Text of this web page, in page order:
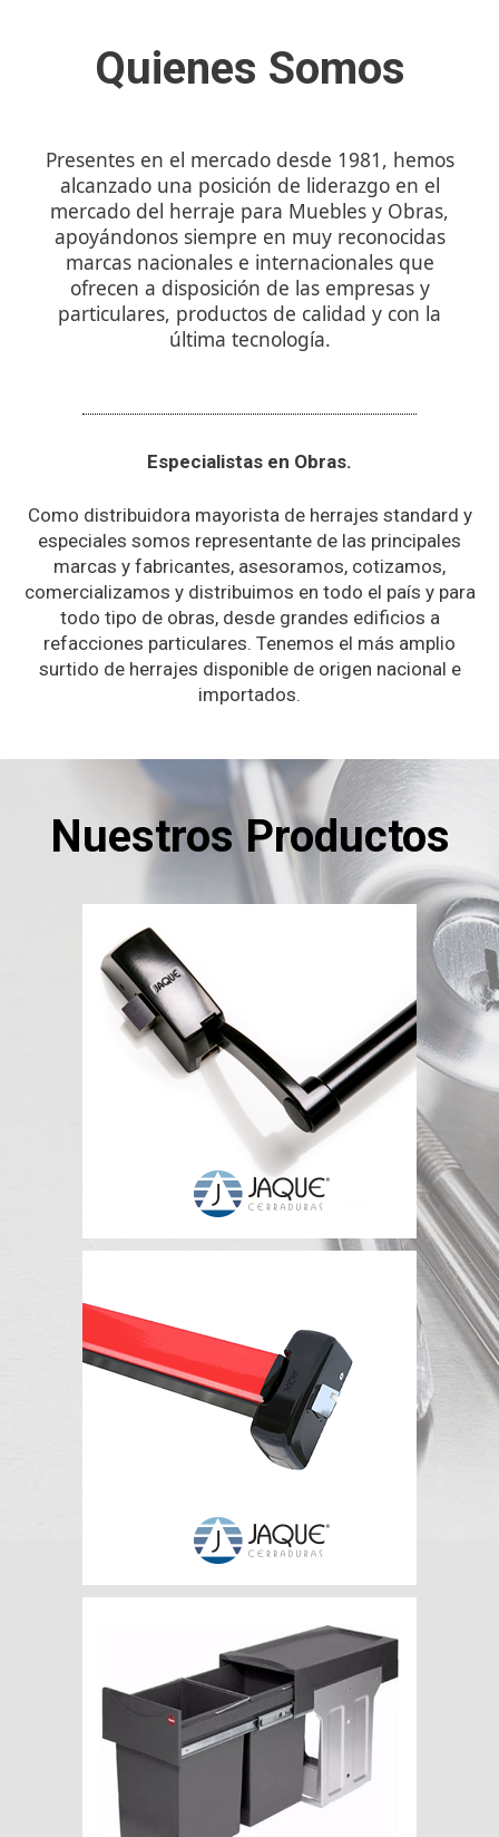
Quienes Somos
Presentes en el mercado desde 1981, hemos
alcanzado una posición de liderazgo en el
mercado del herraje para Muebles y Obras,
apoyándonos siempre en muy reconocidas
marcas nacionales e internacionales que
ofrecen a disposición de las empresas y
particulares, productos de calidad y con la
última tecnología.
Especialistas en Obras.
Como distribuidora mayorista de herrajes standard y
especiales somos representante de las principales
marcas y fabricantes, asesoramos, cotizamos,
comercializamos y distribuimos en todo el país y para
todo tipo de obras, desde grandes edificios a
refacciones particulares. Tenemos el más amplio
surtido de herrajes disponible de origen nacional e
importados.
Nuestros Productos